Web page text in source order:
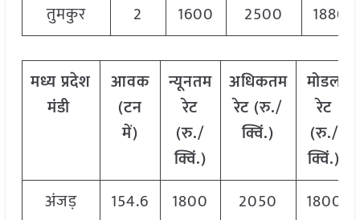
तुमकुर
2 1600 2500 1880
मध्यप्रदेश
मंडी
आवक
(टन
में)
न्यूनतम
रेट
(रु./
क्विं.)
अधिकतम
रेट (रु./
क्विं.)
मोडल
रेट
(रु./
क्विं.)
अंजड़
154.6 1800 2050
1800